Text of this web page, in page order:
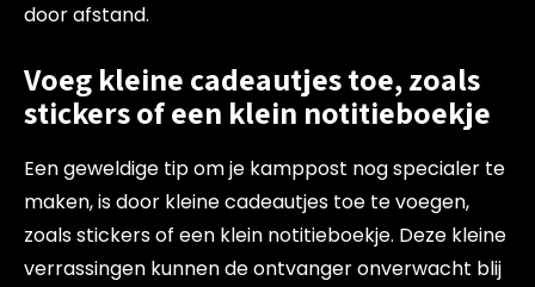
door afstand.
Voeg kleine cadeautjes toe, zoals
stickers of een klein notitieboekje
Een geweldige tip om je kamppost nog specialer te
maken, is door kleine cadeautjes toe te voegen,
zoals stickers of een klein notitieboekje. Deze kleine
verrassingen kunnen de ontvanger onverwacht blij